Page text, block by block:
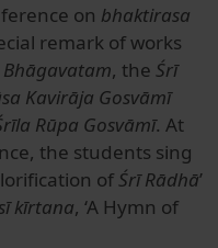
on bhaktirasa
remark of works
, the Śrī
Kavirāja Gosvāmī
Rūpa Gosvāmī. At
the students sing
ofŚrī Rādhā’
kīrtana, ‘A Hymn of